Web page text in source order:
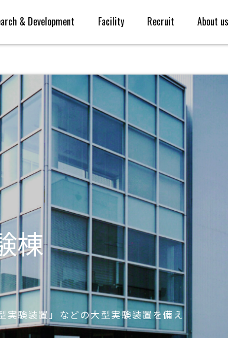
& Development Facility Recruit About us
棟
実験装置」などの大型実験装置を備え